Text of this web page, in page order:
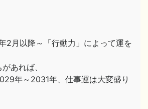
月以降～「行動力」によって運を
あれば、
年～2031年、仕事運は大変盛り